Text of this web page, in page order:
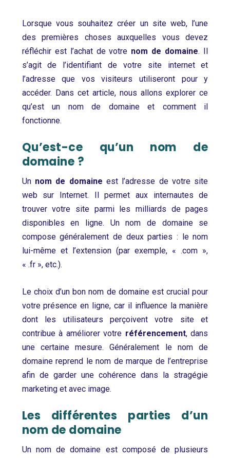
Lorsque vous souhaitez créer un site web, l’une
des premières choses auxquelles vous devez
réfléchir est l’achat de votre nom de domaine. Il
s’agit de l’identifiant de votre site internet et
l’adresse que vos visiteurs utiliseront pour y
accéder. Dans cet article, nous allons explorer ce
qu’est un nom de domaine et comment il
fonctionne.
Qu’est-ce qu’un nom de
domaine ?
Un nom de domaine est l’adresse de votre site
web sur Internet. Il permet aux internautes de
trouver votre site parmi les milliards de pages
disponibles en ligne. Un nom de domaine se
compose généralement de deux parties : le nom
lui-même et l’extension (par exemple, « .com »,
« .fr », etc.).
Le choix d’un bon nom de domaine est crucial pour
votre présence en ligne, car il influence la manière
dont les utilisateurs perçoivent votre site et
contribue à améliorer votre référencement, dans
une certaine mesure. Généralement le nom de
domaine reprend le nom de marque de l’entreprise
afin de garder une cohérence dans la stragégie
marketing et avec image.
Les différentes parties d’un
nom de domaine
Un nom de domaine est composé de plusieurs